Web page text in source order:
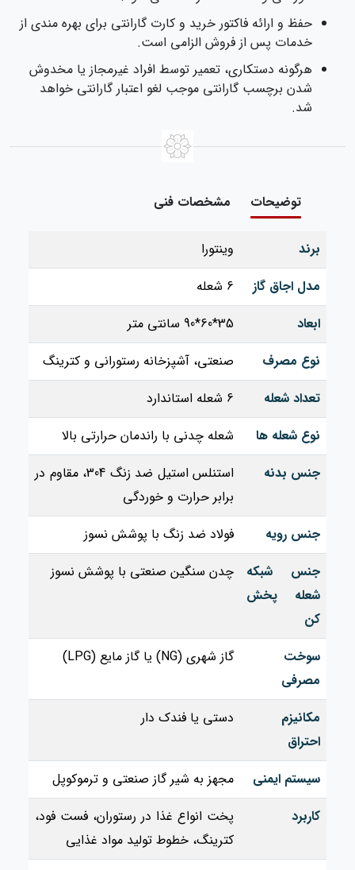
حفظ و ارائه فاکتور خرید و کارت گارانتی برای بهره‌ مندی از
خدمات پس از فروش الزامی است.
هرگونه دستکاری، تعمیر توسط افراد غیرمجاز یا مخدوش
شدن برچسب گارانتی موجب لغو اعتبار گارانتی خواهد
شد.
توضیحات مشخصات فنی
برند
وینتورا
مدل اجاق گاز
6 شعله
ابعاد
35*60*90 سانتی متر
نوع مصرف
صنعتی، آشپزخانه رستورانی و کترینگ
تعداد شعله
6 شعله استاندارد
نوع شعله‌ ها
شعله چدنی با راندمان حرارتی بالا
جنس بدنه
استنلس استیل ضد زنگ 304، مقاوم در
برابر حرارت و خوردگی
جنس رویه
فولاد ضد زنگ با پوشش نسوز
جنس شبکه
شعله‌ پخش‌
کن
چدن سنگین صنعتی با پوشش نسوز
سوخت
مصرفی
گاز شهری (NG) یا گاز مایع (LPG)
مکانیزم
احتراق
دستی یا فندک‌ دار
سیستم ایمنی
مجهز به شیر گاز صنعتی و ترموکوپل
کاربرد
پخت انواع غذا در رستوران، فست‌ فود،
کترینگ، خطوط تولید مواد غذایی